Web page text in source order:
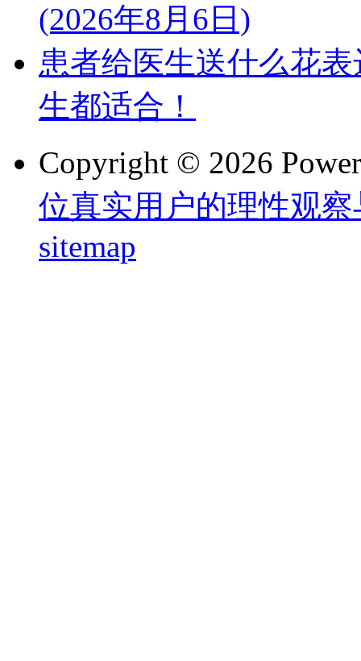
(2026年8月6日)
患者给医生送什么花
生都适合！
Copyright © 2026
位真实用户的理性观
sitemap